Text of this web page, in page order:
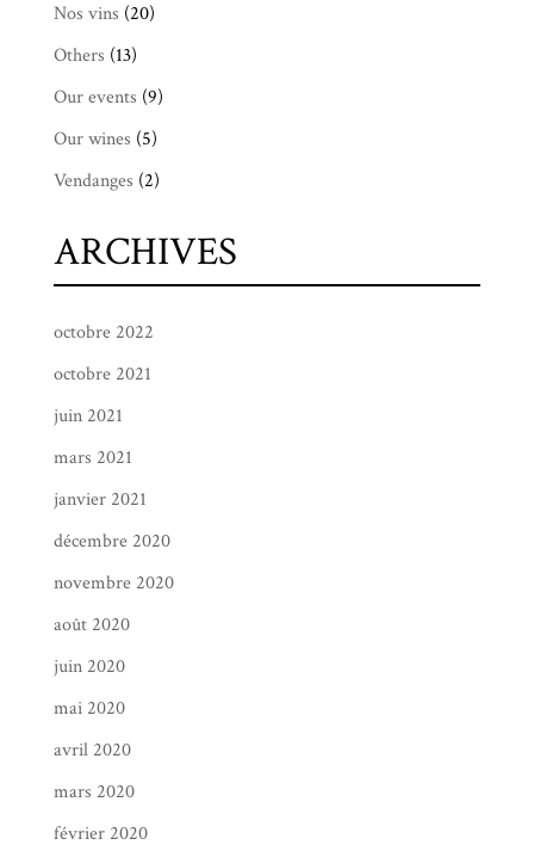
Nos vins (20)
Others (13)
Our events (9)
Our wines (5)
Vendanges (2)
ARCHIVES
octobre 2022
octobre 2021
juin 2021
mars 2021
janvier 2021
décembre 2020
novembre 2020
août 2020
juin 2020
mai 2020
avril 2020
mars 2020
février 2020